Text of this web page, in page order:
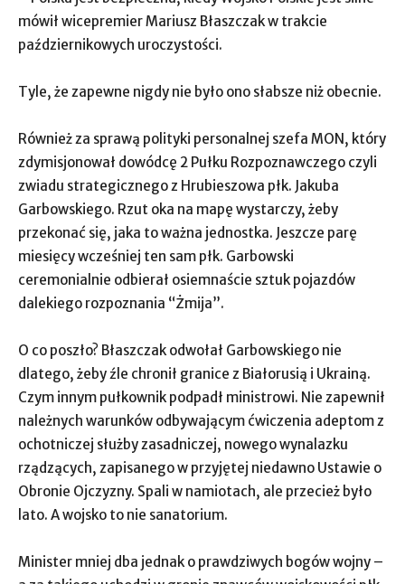
mówił wicepremier Mariusz Błaszczak w trakcie
październikowych uroczystości.
Tyle, że zapewne nigdy nie było ono słabsze niż obecnie.
Również za sprawą polityki personalnej szefa MON, który
zdymisjonował dowódcę 2 Pułku Rozpoznawczego czyli
zwiadu strategicznego z Hrubieszowa płk. Jakuba
Garbowskiego. Rzut oka na mapę wystarczy, żeby
przekonać się, jaka to ważna jednostka. Jeszcze parę
miesięcy wcześniej ten sam płk. Garbowski
ceremonialnie odbierał osiemnaście sztuk pojazdów
dalekiego rozpoznania “Żmija”.
O co poszło? Błaszczak odwołał Garbowskiego nie
dlatego, żeby źle chronił granice z Białorusią i Ukrainą.
Czym innym pułkownik podpadł ministrowi. Nie zapewnił
należnych warunków odbywającym ćwiczenia adeptom z
ochotniczej służby zasadniczej, nowego wynalazku
rządzących, zapisanego w przyjętej niedawno Ustawie o
Obronie Ojczyzny. Spali w namiotach, ale przecież było
lato. A wojsko to nie sanatorium.
Minister mniej dba jednak o prawdziwych bogów wojny –